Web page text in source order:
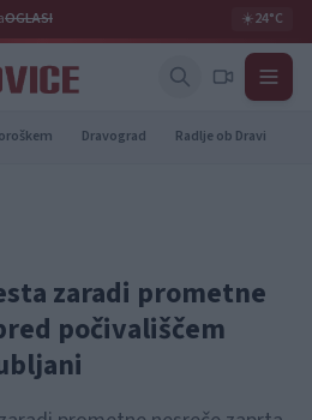
OGLASI ☀️24°C
Dravograd Radlje ob Dravi
zaradi prometne
počivališčem